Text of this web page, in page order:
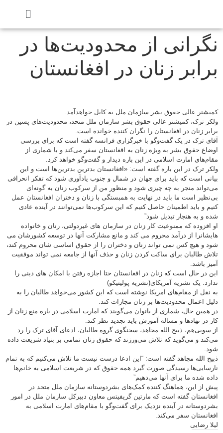
نگرانی از محدودیت‌ها در
برابر زنان در افغانستان
کمیشنر عالی حقوق بشر سازمان ملل به کابل خواهدآمد.
ولکر ترک، کمیشنر عالی حقوق بشر سازمان ملل متحد، محدودیت‌های پسین در
برابر زنان در افغانستان را نگران کننده خوانده است.
آقای ترک در یک گفت‌وگو با خبرگزاری فرانسه گفته است که برای بررسی
اوضاع حقوق بشر به ویژه زنان به افغانستان سفر می‌کند و با شماری از
مقام‌های امارت اسلامی در این باره دیدار و گفت‌وگو خواهد کرد.
ولکر ترک در این باره گفته است: «افغانستان بدترین بدترین‌ها است و این
بیانی است که باید برای جهان در شمال و جنوب یادآوری شود که تفکر انحرافی
می‌تواند منجر به چه چیزی شود و منظور من از سرکوب زنان به گونه‌ای
بی‌نظیر است ما باید در نهایت به همبستگی با زنان و دختران افغانستان عمل
کنیم و باید اطمینان حاصل کنیم که این سرکوب‌ها نمی‌توانند در آینده عادی
شده و به هنجار تبدیل شود”
او افزوده که ممنوعیت کار زنان در سازمان های غیردولتی، زنان و خانواده
هایشانرا از درآمد محروم می کند و مانع مشارکت آنها در توسعه کشورشان می
شود و هیچ کس نمی تواند زنان و دختران را از حقوق اساسی شان محروم کند،
تلاش طالبان برای ساکت کردن زنان و حذف آنها از جامعه نمی تواند موفقیت
آمیز باشد.
این در حال است که زنان در افغانستان حتا اجازه رفتن با امکان های دینی را
ندارد. یک نشریه آمریکای(نشریه پولیتیکو)
به نقل از مقام‌های امریکا نوشته است که این کشور می‌خواهد طالبان را به
دلیل اعمال محدودیت‌ها بر زنان مجازات کند.
در همین حال، شماری از بانوان می‌گویند که امارت اسلامی در باره منع زنان از
کار در نهادها و مساله آموزش باید تجدید نظر کند.
از سویی‌هم، ذبیح الله مجاهد، سخنگوی گروه طالبان، ادعای آقای ترک را رد
می‌کند و می‌گوید که تلاش می‌ورزند که حقوق زنان تمامی بر بنیاد شریعت داده
شود.
ذبیح الله مجاهد گفته است: “این ادعا درست نیست ما تلاش می‌کنیم که به تمام
نارسایی‌ها رسیدگی صورت گیرد همه حقوق که در شریعت اسلامی به خانم‌ها
داده شده ما برای آنها می‌دهیم”
پیش از این، هماهنگ کننده کمک‌های بشردوستانه سازمان ملل متحد در
افغانستان گفته است که مارتین گریفیتس معاون دبیرکل سازمان ملل در امور
بشردوستانه در آینده نزدیک برای گفت‌وگو با مقام‌های امارت اسلامی به
افغانستان سفر می‌کند.
لیلا رضایی